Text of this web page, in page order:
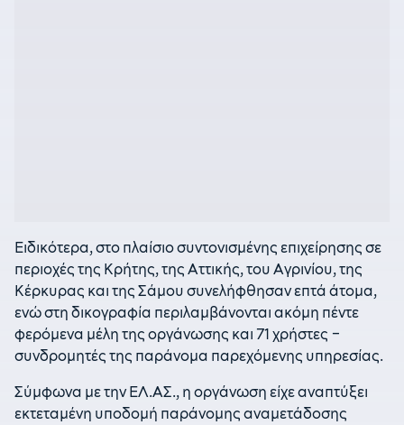
Ειδικότερα, στο πλαίσιο συντονισμένης επιχείρησης σε
περιοχές της Κρήτης, της Αττικής, του Αγρινίου, της
Κέρκυρας και της Σάμου συνελήφθησαν επτά άτομα,
ενώ στη δικογραφία περιλαμβάνονται ακόμη πέντε
φερόμενα μέλη της οργάνωσης και 71 χρήστες –
συνδρομητές της παράνομα παρεχόμενης υπηρεσίας.
Σύμφωνα με την ΕΛ.ΑΣ., η οργάνωση είχε αναπτύξει
εκτεταμένη υποδομή παράνομης αναμετάδοσης